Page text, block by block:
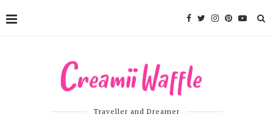
Traveller and Dreamer